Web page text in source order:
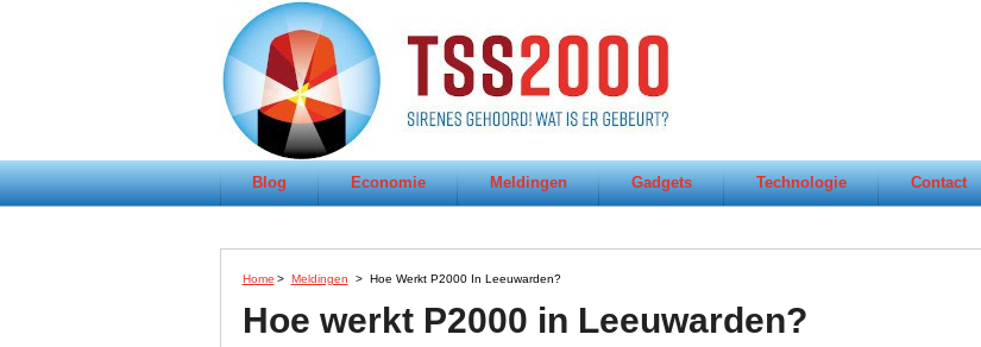
Blog Economie Meldingen Gadgets Technologie Contact
Home > Meldingen > Hoe Werkt P2000 In Leeuwarden?
Hoe werkt P2000 in Leeuwarden?